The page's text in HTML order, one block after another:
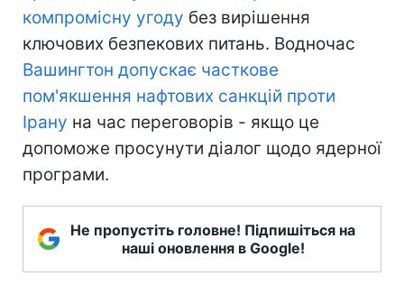
компромісну угоду без вирішення
ключових безпекових питань. Водночас
Вашингтон допускає часткове
пом'якшення нафтових санкцій проти
Ірану на час переговорів - якщо це
допоможе просунути діалог щодо ядерної
програми.
Не пропустіть головне! Підпишіться на
наші оновлення в Google!